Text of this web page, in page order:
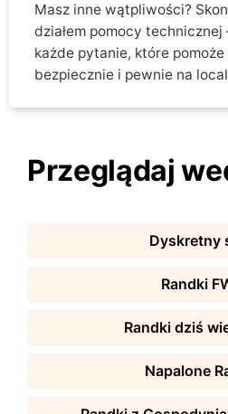
Masz inne wątpliwości?
działem pomocy technicznej
każde pytanie, które
bezpiecznie i pewnie na
Przeglądaj
Dyskretny
Randki
Randki dziś
Napalone